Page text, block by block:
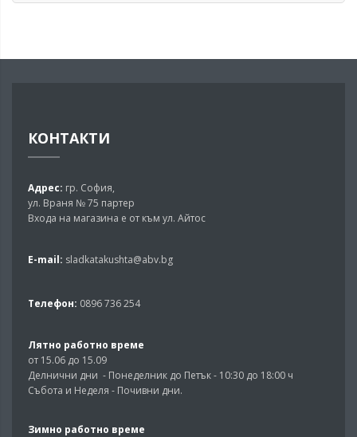
КОНТАКТИ
Адрес: гр. София,
ул. Враня № 75 партер
Входа на магазина е от към ул. Айтос
E-mail: sladkatakushta@abv.bg
Телефон: 0896 736 254
Лятно работно време
от 15.06 до 15.09
Делнични дни - Понеделник до Петък - 10:30 до 18:00 ч
Събота и Неделя - Почивни дни.
Зимно работно време